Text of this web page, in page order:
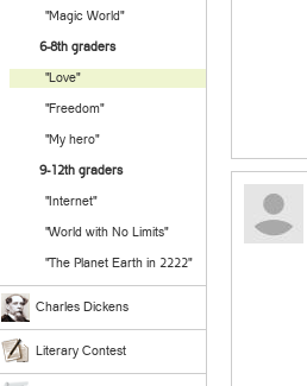
"Magic World"
6-8th graders
"Love"
"Freedom"
"My hero"
9-12th graders
"Internet"
"World with No Limits"
"The Planet Earth in 2222"
Charles Dickens
Literary Contest